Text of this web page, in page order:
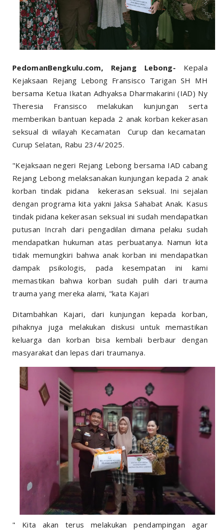
PedomanBengkulu.com, Rejang Lebong- Kepala
Kejaksaan Rejang Lebong Fransisco Tarigan SH MH
bersama Ketua Ikatan Adhyaksa Dharmakarini (IAD) Ny
Theresia Fransisco melakukan kunjungan serta
memberikan bantuan kepada 2 anak korban kekerasan
seksual di wilayah Kecamatan Curup dan kecamatan
Curup Selatan, Rabu 23/4/2025.
"Kejaksaan negeri Rejang Lebong bersama IAD cabang
Rejang Lebong melaksanakan kunjungan kepada 2 anak
korban tindak pidana kekerasan seksual. Ini sejalan
dengan programa kita yakni Jaksa Sahabat Anak. Kasus
tindak pidana kekerasan seksual ini sudah mendapatkan
putusan Incrah dari pengadilan dimana pelaku sudah
mendapatkan hukuman atas perbuatanya. Namun kita
tidak memungkiri bahwa anak korban ini mendapatkan
dampak psikologis, pada kesempatan ini kami
memastikan bahwa korban sudah pulih dari trauma
trauma yang mereka alami, "kata Kajari
Ditambahkan Kajari, dari kunjungan kepada korban,
pihaknya juga melakukan diskusi untuk memastikan
keluarga dan korban bisa kembali berbaur dengan
masyarakat dan lepas dari traumanya.
" Kita akan terus melakukan pendampingan agar